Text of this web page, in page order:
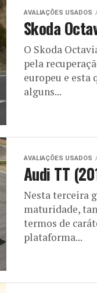
AVALIAÇÕES USADOS
Skoda
O Skoda
pela
europeu e esta
alguns...
AVALIAÇÕES USADOS
Audi TT
Nesta terceira
maturidade,
termos de
plataforma...